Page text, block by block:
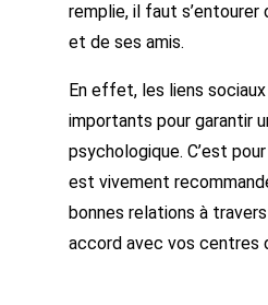
remplie, il faut s’entourer
et de ses amis.
En effet, les liens
importants pour garantir
psychologique. C’est
est vivement
bonnes relations à
accord avec vos centres